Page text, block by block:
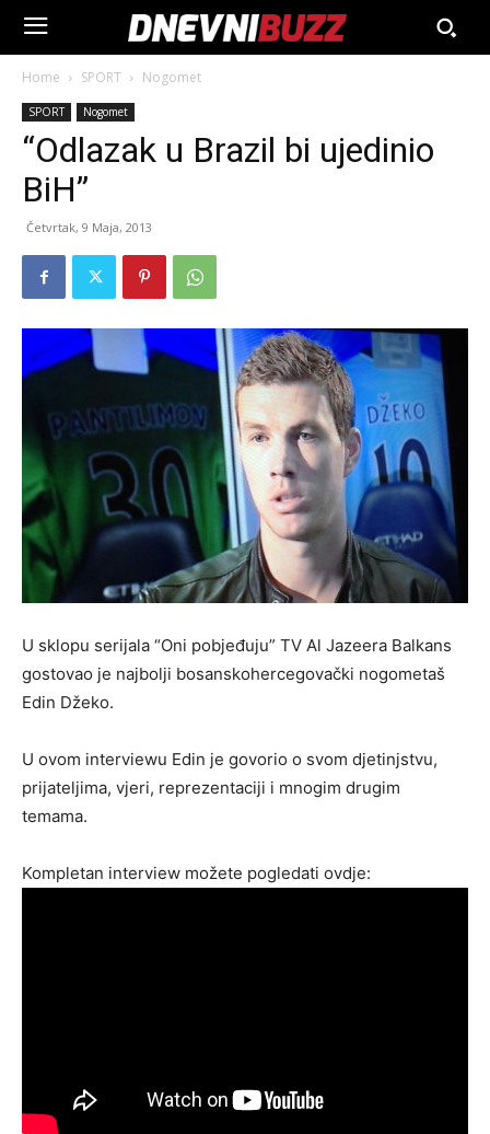
Home SPORT Nogomet
SPORT Nogomet
“Odlazak u Brazil bi ujedinio
BiH”
Četvrtak, 9 Maja, 2013
U sklopu serijala “Oni pobjeđuju” TV Al Jazeera Balkans
gostovao je najbolji bosanskohercegovački nogometaš
Edin Džeko.
U ovom interviewu Edin je govorio o svom djetinjstvu,
prijateljima, vjeri, reprezentaciji i mnogim drugim
temama.
Kompletan interview možete pogledati ovdje: